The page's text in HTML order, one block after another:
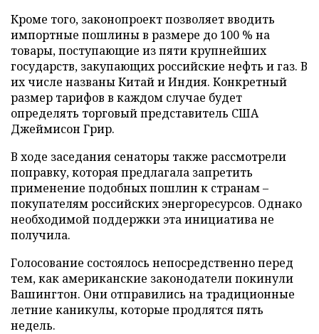
Кроме того, законопроект позволяет вводить
импортные пошлины в размере до 100 % на
товары, поступающие из пяти крупнейших
государств, закупающих российские нефть и газ. В
их числе названы Китай и Индия. Конкретный
размер тарифов в каждом случае будет
определять торговый представитель США
Джеймисон Грир.
В ходе заседания сенаторы также рассмотрели
поправку, которая предлагала запретить
применение подобных пошлин к странам –
покупателям российских энергоресурсов. Однако
необходимой поддержки эта инициатива не
получила.
Голосование состоялось непосредственно перед
тем, как американские законодатели покинули
Вашингтон. Они отправились на традиционные
летние каникулы, которые продлятся пять
недель.